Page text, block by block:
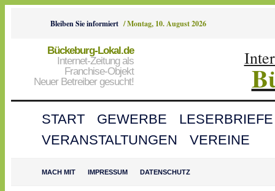
Bleiben Sie informiert /Montag, 10. August 2026
Bückeburg-Lokal.de
Internet-Zeitung als
Franchise-Objekt
Neuer Betreiber gesucht!
START GEWERBE
LESERBRIEFE
VERANSTALTUNGEN
VEREINE
MACH MIT IMPRESSUM DATENSCHUTZ